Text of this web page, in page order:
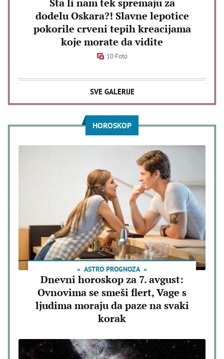
Šta li nam tek spremaju za
dodelu Oskara?! Slavne lepotice
pokorile crveni tepih kreacijama
koje morate da vidite
10 Foto
SVE GALERIJE
HOROSKOP
ASTRO PROGNOZA
Dnevni horoskop za 7. avgust:
Ovnovima se smeši flert, Vage s
ljudima moraju da paze na svaki
korak